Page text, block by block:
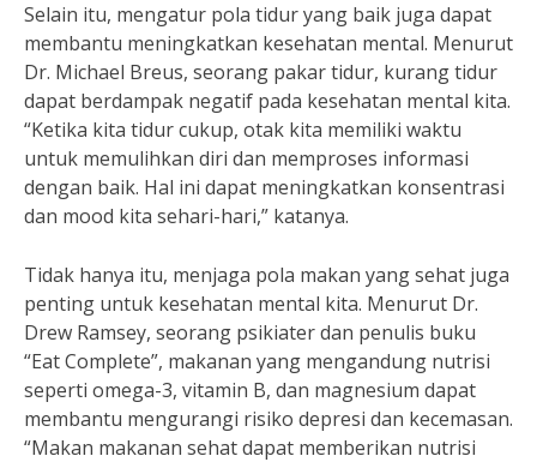
Selain itu, mengatur pola tidur yang baik juga dapat
membantu meningkatkan kesehatan mental. Menurut
Dr. Michael Breus, seorang pakar tidur, kurang tidur
dapat berdampak negatif pada kesehatan mental kita.
“Ketika kita tidur cukup, otak kita memiliki waktu
untuk memulihkan diri dan memproses informasi
dengan baik. Hal ini dapat meningkatkan konsentrasi
dan mood kita sehari-hari,” katanya.
Tidak hanya itu, menjaga pola makan yang sehat juga
penting untuk kesehatan mental kita. Menurut Dr.
Drew Ramsey, seorang psikiater dan penulis buku
“Eat Complete”, makanan yang mengandung nutrisi
seperti omega-3, vitamin B, dan magnesium dapat
membantu mengurangi risiko depresi dan kecemasan.
“Makan makanan sehat dapat memberikan nutrisi